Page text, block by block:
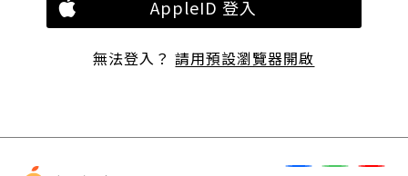
AppleID 登入
無法登入？請用預設瀏覽器開啟